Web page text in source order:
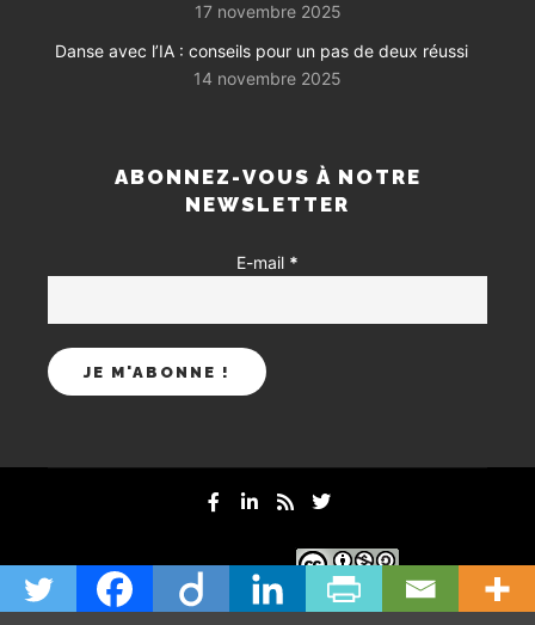
17 novembre 2025
Danse avec l’IA : conseils pour un pas de deux réussi
14 novembre 2025
ABONNEZ-VOUS À NOTRE
NEWSLETTER
E-mail *
mentions-legales